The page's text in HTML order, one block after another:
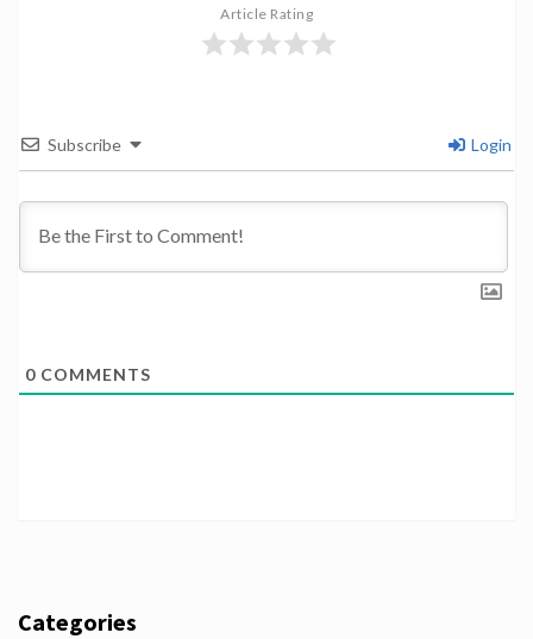
Article Rating
Subscribe Login
0 COMMENTS
Categories